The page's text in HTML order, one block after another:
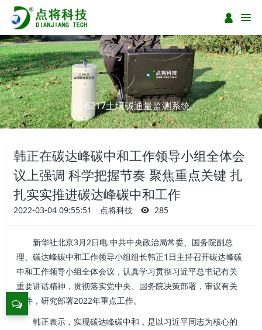
DJ-6217土壤碳通量监测系统
韩正在碳达峰碳中和工作领导小组全体会
议上强调 科学把握节奏 聚焦重点关键 扎
扎实实推进碳达峰碳中和工作
2022-03-04 09:55:51 点将科技 285
新华社北京3月2日电 中共中央政治局常委、国务院副总
理、碳达峰碳中和工作领导小组组长韩正1日主持召开碳达峰碳
中和工作领导小组全体会议，认真学习贯彻习近平总书记有关
重要讲话精神，贯彻落实党中央、国务院决策部署，审议有关
文件，研究部署2022年重点工作。
韩正表示，实现碳达峰碳中和，是以习近平同志为核心的